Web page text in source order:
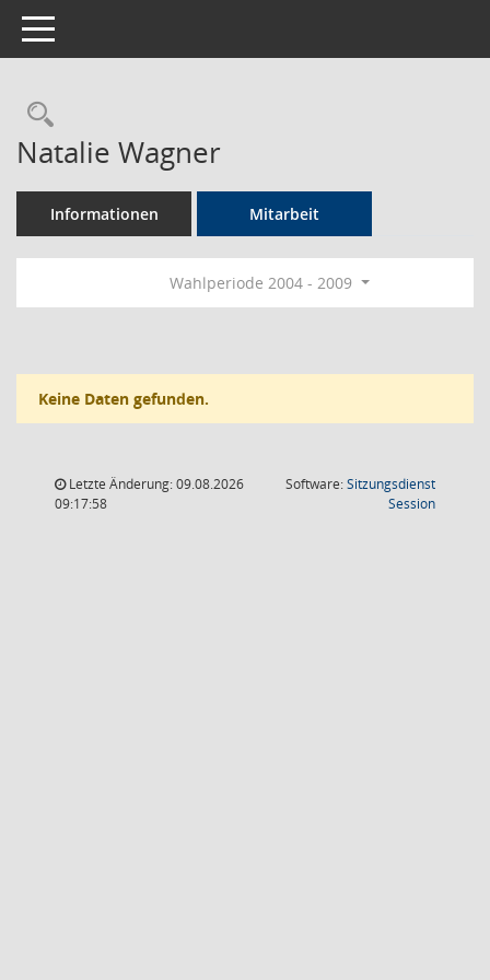
Toggle navigation
Rechercheauswahl
Natalie Wagner
Informationen Mitarbeit
Wahlperiode 2004 - 2009
Keine Daten gefunden.
Letzte Änderung: 09.08.2026
09:17:58
Software:Sitzungsdienst
Session(Wird in